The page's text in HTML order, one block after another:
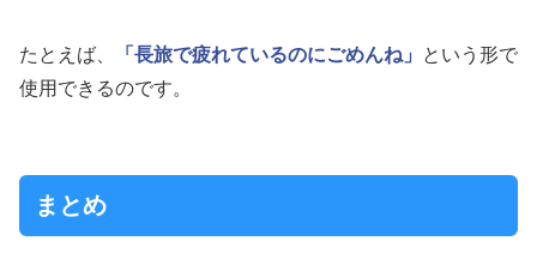
たとえば、 「長旅で疲れているのにごめんね」
という形で
使用できるのです。
まとめ